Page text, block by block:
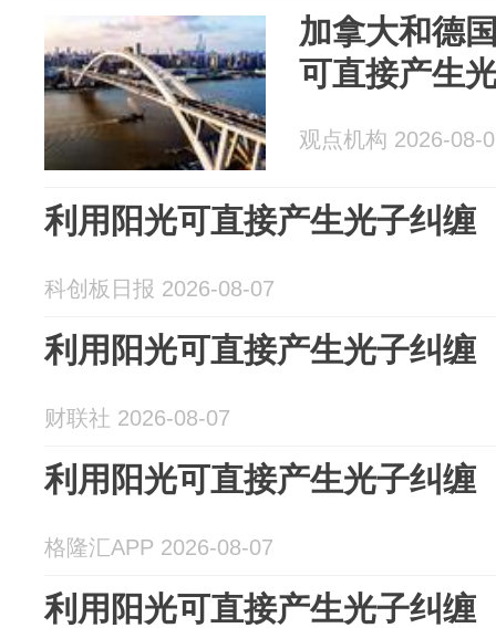
加拿大和德
可直接产生
观点机构 2026-08-
利用阳光可直接产生光子纠缠
科创板日报 2026-08-07
利用阳光可直接产生光子纠缠
财联社 2026-08-07
利用阳光可直接产生光子纠缠
格隆汇APP 2026-08-07
利用阳光可直接产生光子纠缠